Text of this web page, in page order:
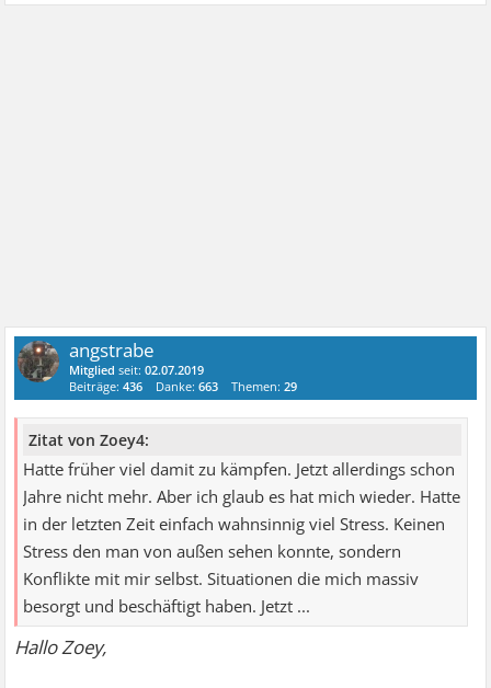
angstrabe
Mitglied seit:02.07.2019
Beiträge:436 Danke:663 Themen:29
Zitat von Zoey4:
Hatte früher viel damit zu kämpfen. Jetzt allerdings schon
Jahre nicht mehr. Aber ich glaub es hat mich wieder. Hatte
in der letzten Zeit einfach wahnsinnig viel Stress. Keinen
Stress den man von außen sehen konnte, sondern
Konflikte mit mir selbst. Situationen die mich massiv
besorgt und beschäftigt haben. Jetzt ...
Hallo Zoey,